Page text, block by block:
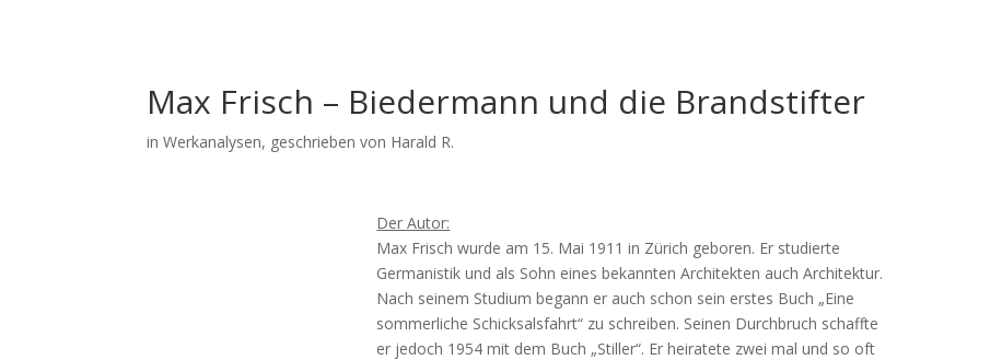
Max Frisch – Biedermann und die Brandstifter
inWerkanalysen, geschrieben von Harald R.
Der Autor:
Max Frisch wurde am 15. Mai 1911 in Zürich geboren. Er studierte
Germanistik und als Sohn eines bekannten Architekten auch Architektur.
Nach seinem Studium begann er auch schon sein erstes Buch „Eine
sommerliche Schicksalsfahrt“ zu schreiben. Seinen Durchbruch schaffte
er jedoch 1954 mit dem Buch „Stiller“. Er heiratete zwei mal und so oft